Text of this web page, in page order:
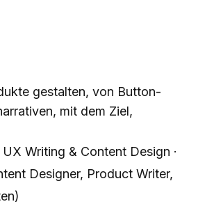
gestalten, von Button-
mit dem Ziel,
UX Writing & Content Design ·
Designer, Product Writer,